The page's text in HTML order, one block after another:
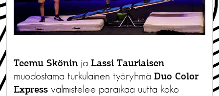
Teemu Skönin ja Lassi Tauriaisen
muodostama turkulainen työryhmä Duo Color
Express valmistelee paraikaa uutta koko